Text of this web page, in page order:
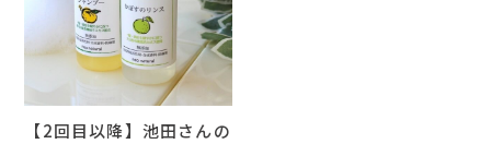
【2回目以降】池田さんの